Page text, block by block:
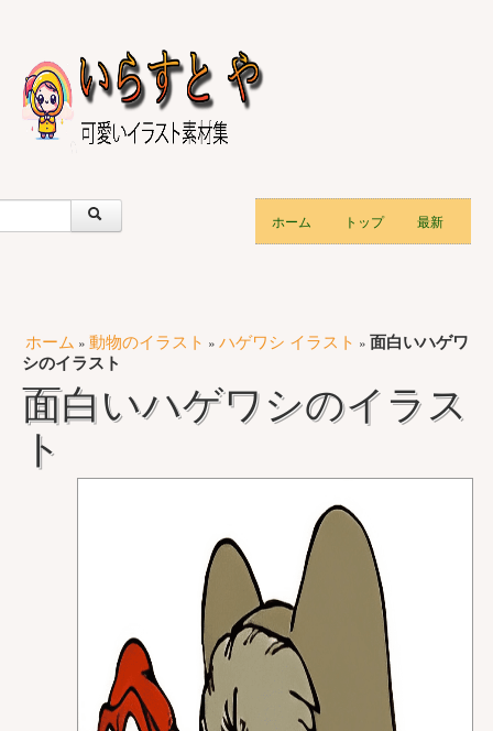
ホーム トップ 最新
ホーム » 動物のイラスト » ハゲワシ イラスト » 面白いハゲワ
シのイラスト
面白いハゲワシのイラス
ト